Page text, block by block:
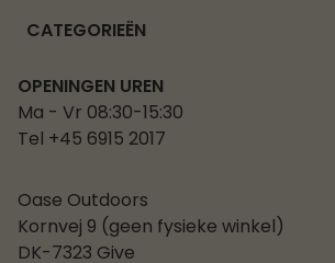
CATEGORIEËN
OPENINGEN UREN
Ma - Vr 08:30-15:30
Tel +45 6915 2017
Oase Outdoors
Kornvej 9 (geen fysieke winkel)
DK-7323 Give